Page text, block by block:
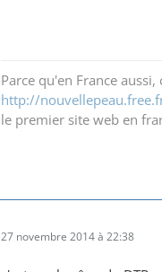
Parce qu'en France
http://
le premier site web en
27 novembre 2014 à 22:38